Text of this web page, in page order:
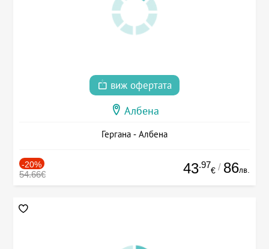
виж офертата
Албена
Гергана - Албена
-20%
54.66€ 43.97
€ / 86лв.